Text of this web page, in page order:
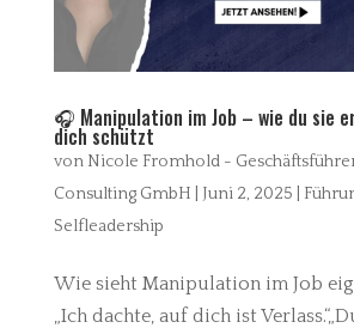
🎧 Manipulation im Job – wie du sie
dich schützt
von Nicole Fromhold -
Consulting GmbH
Juni 2, 2025
Selfleadership
Wie sieht Manipulation im Job
„Ich dachte, auf dich ist